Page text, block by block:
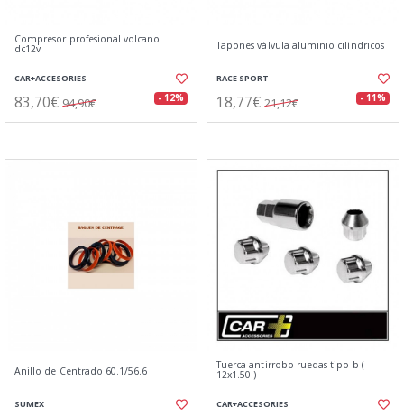
Compresor profesional volcano
dc12v
CAR+ACCESORIES
83,70€ 94,90€ - 12%
Tapones válvula aluminio cilíndricos
RACE SPORT
18,77€ 21,12€ - 11%
Anillo de Centrado 60.1/56.6
SUMEX
Tuerca antirrobo ruedas tipo b (
12x1.50 )
CAR+ACCESORIES